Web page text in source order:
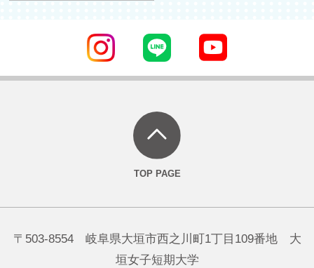
〒503-8554 岐阜県大垣市西之川町1丁目109番地 大
垣女子短期大学